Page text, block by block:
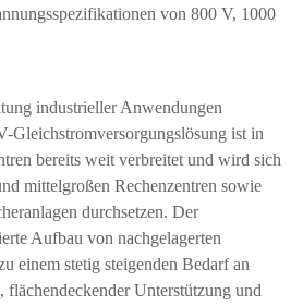
von 800 V, 1000
industrieller Anwendungen
Gleichstromversorgungslösung ist in
bereits weit verbreitet und wird sich
mittelgroßen Rechenzentren sowie
durchsetzen. Der
Aufbau von nachgelagerten
einem stetig steigenden Bedarf an
flächendeckender Unterstützung und